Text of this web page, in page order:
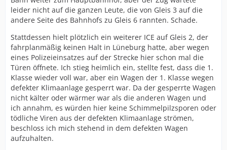
leider nicht auf die ganzen Leute, die von Gleis 3 auf die
andere Seite des Bahnhofs zu Gleis 6 rannten. Schade.
Stattdessen hielt plötzlich ein weiterer ICE auf Gleis 2, der
fahrplanmäßig keinen Halt in Lüneburg hatte, aber wegen
eines Polizeieinsatzes auf der Strecke hier schon mal die
Türen öffnete. Ich stieg heimlich ein, stellte fest, dass die 1.
Klasse wieder voll war, aber ein Wagen der 1. Klasse wegen
defekter Klimaanlage gesperrt war. Da der gesperrte Wagen
nicht kälter oder wärmer war als die anderen Wagen und
ich annahm, es würden hier keine Schimmelpilzsporen oder
tödliche Viren aus der defekten Klimaanlage strömen,
beschloss ich mich stehend in dem defekten Wagen
aufzuhalten.